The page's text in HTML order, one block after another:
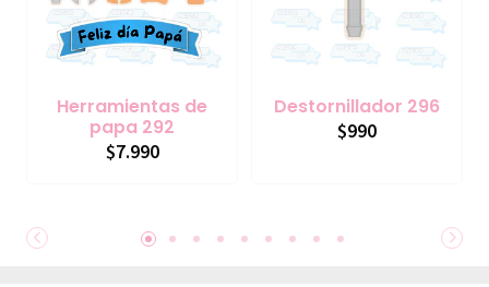
Herramientas de
papa 292
$7.990
Destornillador 296
$990